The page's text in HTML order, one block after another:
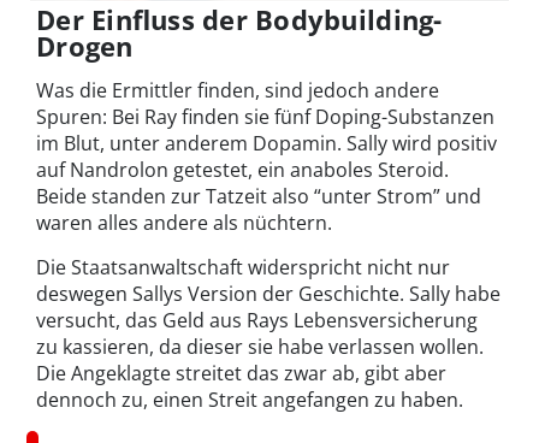
Der Einfluss der Bodybuilding-
Drogen
Was die Ermittler finden, sind jedoch andere
Spuren: Bei Ray finden sie fünf Doping-Substanzen
im Blut, unter anderem Dopamin. Sally wird positiv
auf Nandrolon getestet, ein anaboles Steroid.
Beide standen zur Tatzeit also “unter Strom” und
waren alles andere als nüchtern.
Die Staatsanwaltschaft widerspricht nicht nur
deswegen Sallys Version der Geschichte. Sally habe
versucht, das Geld aus Rays Lebensversicherung
zu kassieren, da dieser sie habe verlassen wollen.
Die Angeklagte streitet das zwar ab, gibt aber
dennoch zu, einen Streit angefangen zu haben.